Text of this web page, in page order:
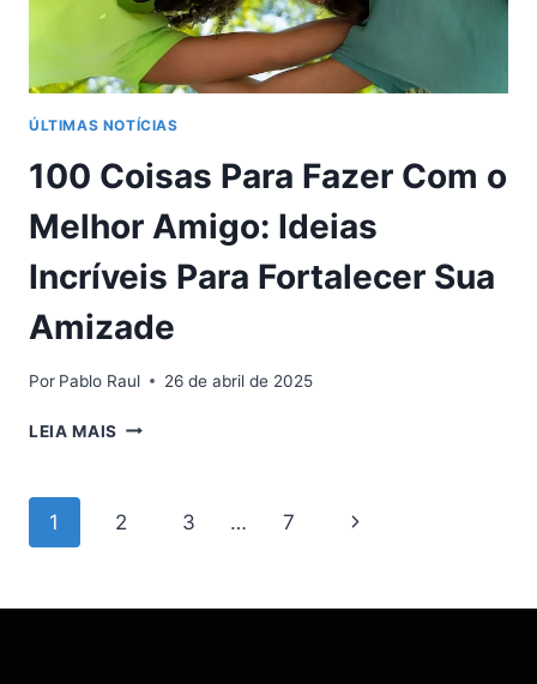
ÚLTIMAS NOTÍCIAS
100 Coisas Para Fazer Com o
Melhor Amigo: Ideias
Incríveis Para Fortalecer Sua
Amizade
Por Pablo Raul 26 de abril de 2025
LEIA MAIS 100
COM
Navegação
Página
1 2 3 … 7
Página